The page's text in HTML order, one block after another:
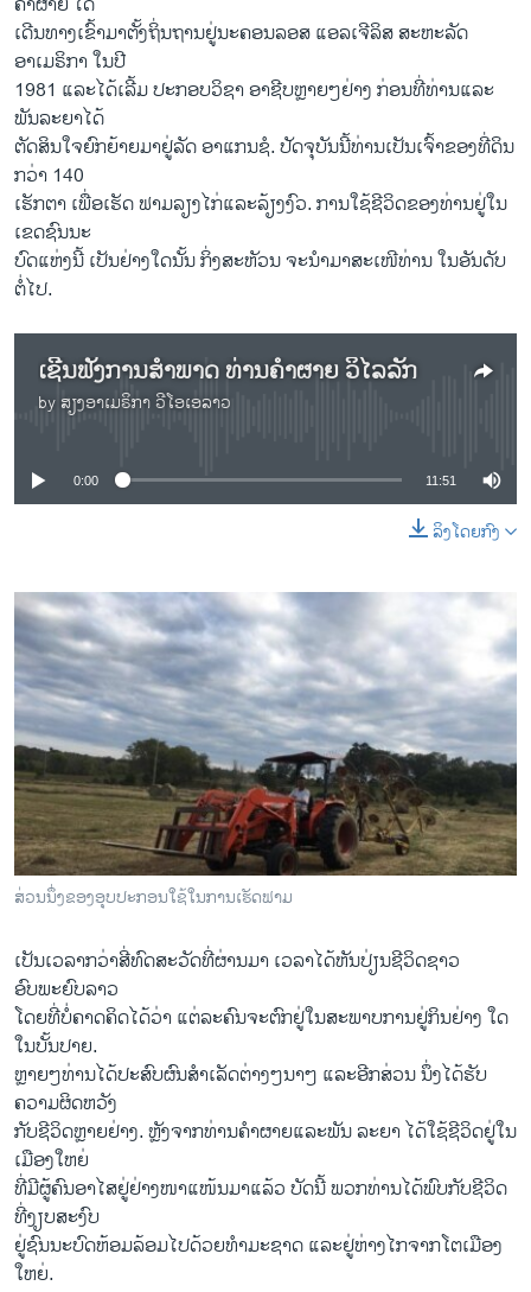
ເດີນທາງເຂົ້າມາຕັ້ງຖິ່ນຖານຢູ່ນະຄອນລອສ ແອລເຈີລິສ ສະຫະລັດ
ອາເມຣິກາ ໃນປີ
1981 ແລະໄດ້ເລີ້ມ ປະກອບວິຊາ ອາຊີບຫຼາຍໆຢ່າງ ກ່ອນທີ່ທ່ານແລະ
ພັນລະຍາໄດ້
ຕັດສິນໃຈຍົກຍ້າຍມາຢູ່ລັດ ອາແກນຊໍ. ປັດຈຸບັນນີ້ທ່ານເປັນເຈົ້າຂອງທີ່ດິນ
ກວ່າ 140
ເຮັກຕາ ເພື່ອເຮັດ ຟາມລຽງໄກ່ແລະລ້ຽງງົວ. ການໃຊ້ຊີວິດຂອງທ່ານຢູ່ໃນ
ເຂດຊົນນະ
ບົດແຫ່ງນີ້ ເປັນຢ່າງໃດນັ້ນ ກິ່ງສະຫັວນ ຈະນຳມາສະເໜີທ່ານ ໃນອັນດັບ
ຕໍ່ໄປ.
ເຊີນຟັງການສຳພາດ ທ່ານຄຳຜາຍ ວິໄລລັກ
by ສຽງອາເມຣິກາ ວີໂອເອລາວ
No media source currently available
0:00 11:51
ລິງໂດຍກົງ
ສ່ວນນຶ່ງຂອງອຸບປະກອນໃຊ້ໃນການເຮັດຟາມ
ເປັນເວລາກວ່າສີ່ທົດສະວັດທີ່ຜ່ານມາ ເວລາໄດ້ຫັນປ່ຽນຊີວິດຊາວ
ອົບພະຍົບລາວ
ໂດຍທີ່ບໍ່ຄາດຄິດໄດ້ວ່າ ແຕ່ລະຄົນຈະຕົກຢູ່ໃນສະພາບການຢູ່ກິນຢ່າງ ໃດ
ໃນບັ້ນປາຍ.
ຫຼາຍໆທ່ານໄດ້ປະສົບຜົນສຳເລັດຕ່າງໆນາໆ ແລະອີກສ່ວນ ນຶ່ງໄດ້ຮັບ
ຄວາມຜິດຫວັງ
ກັບຊີວິດຫຼາຍຢ່າງ. ຫຼັງຈາກທ່ານຄຳຜາຍແລະພັນ ລະຍາ ໄດ້ໃຊ້ຊີວິດຢູ່ໃນ
ເມືອງໃຫຍ່
ທີ່ມີຜູ້ຄົນອາໄສຢູ່ຢ່າງໜາແໜ້ນມາແລ້ວ ບັດນີ້ ພວກທ່ານໄດ້ພົບກັບຊີວິດ
ທີ່ງຽບສະງົບ
ຢູ່ຊົນນະບົດຫ້ອມລ້ອມໄປດ້ວຍທຳມະຊາດ ແລະຢູ່ຫ່າງໄກຈາກໂຕເມືອງ
ໃຫຍ່.